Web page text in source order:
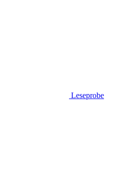
Leseprobe